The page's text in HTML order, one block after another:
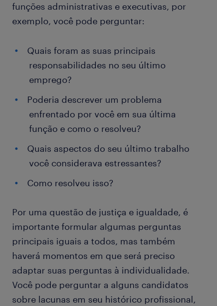
funções administrativas e executivas, por
exemplo, você pode perguntar:
Quais foram as suas principais
responsabilidades no seu último
emprego?
Poderia descrever um problema
enfrentado por você em sua última
função e como o resolveu?
Quais aspectos do seu último trabalho
você considerava estressantes?
Como resolveu isso?
Por uma questão de justiça e igualdade, é
importante formular algumas perguntas
principais iguais a todos, mas também
haverá momentos em que será preciso
adaptar suas perguntas à individualidade.
Você pode perguntar a alguns candidatos
sobre lacunas em seu histórico profissional,